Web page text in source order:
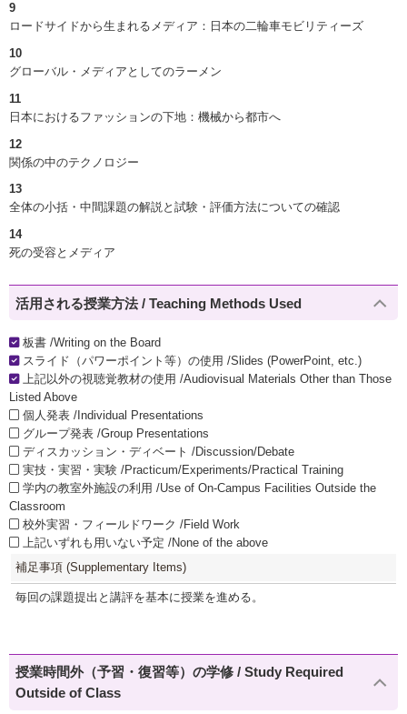
9
ロードサイドから生まれるメディア：日本の二輪車モビリティーズ
10
グローバル・メディアとしてのラーメン
11
日本におけるファッションの下地：機械から都市へ
12
関係の中のテクノロジー
13
全体の小括・中間課題の解説と試験・評価方法についての確認
14
死の受容とメディア
活用される授業方法 / Teaching Methods Used
板書 /Writing on the Board
スライド（パワーポイント等）の使用 /Slides (PowerPoint, etc.)
上記以外の視聴覚教材の使用 /Audiovisual Materials Other than Those
Listed Above
個人発表 /Individual Presentations
グループ発表 /Group Presentations
ディスカッション・ディベート /Discussion/Debate
実技・実習・実験 /Practicum/Experiments/Practical Training
学内の教室外施設の利用 /Use of On-Campus Facilities Outside the
Classroom
校外実習・フィールドワーク /Field Work
上記いずれも用いない予定 /None of the above
補足事項 (Supplementary Items)
毎回の課題提出と講評を基本に授業を進める。
授業時間外（予習・復習等）の学修 / Study Required
Outside of Class